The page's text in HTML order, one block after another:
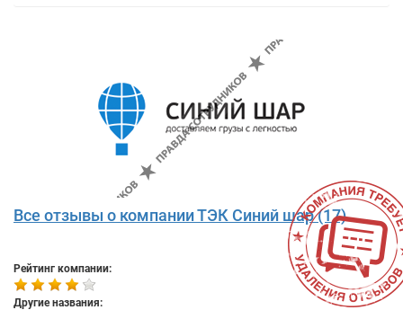
Все отзывы о компании ТЭК Синий шар (17)
Рейтинг компании:
Другие названия: